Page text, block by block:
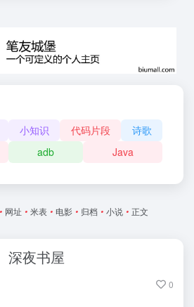
小知识 代码片段
诗歌
adb Java
• 网址 • 米表 • 电影 • 归档 • 小说 • 正文
深夜书屋
0